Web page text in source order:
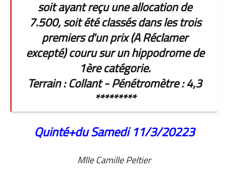
soit ayant reçu une allocation de
7.500, soit été classés dans les trois
premiers d'un prix (A Réclamer
excepté) couru sur un hippodrome de
1ère catégorie.
Terrain : Collant - Pénétromètre : 4,3
*********
Quinté+du Samedi 11/3/20223
Mlle Camille Peltier